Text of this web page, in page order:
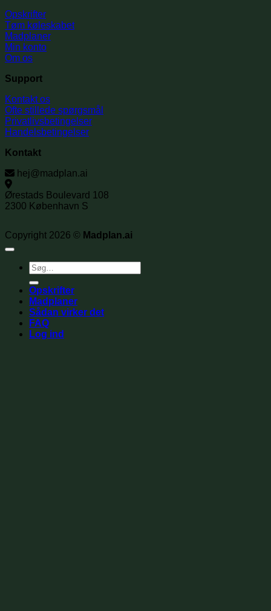
Opskrifter
Tøm køleskabet
Madplaner
Min konto
Om os
Support
Kontakt os
Ofte stillede spørgsmål
Privatlivsbetingelser
Handelsbetingelser
Kontakt
hej@madplan.ai
Ørestads Boulevard 108
2300 København S
Copyright 2026 © Madplan.ai
Søg
efter:
Opskrifter
Madplaner
Sådan virker det
FAQ
Log ind